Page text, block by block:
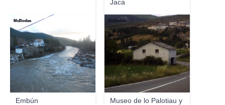
Jaca
Embún
McBodes
Museo de lo Palotiau y
McBodes